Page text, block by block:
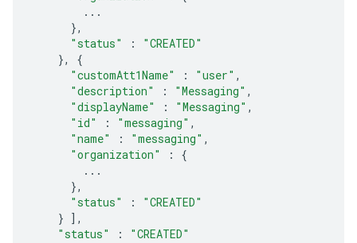
...
},
"status"
:
"CREATED"
},
{
"customAtt1Name"
: "user" ,
"description"
: "Messaging" ,
"displayName"
: "Messaging" ,
"id"
: "messaging" ,
"name"
: "messaging" ,
"organization"
:
{
...
},
"status"
:
"CREATED"
} ],
"status"
:
"CREATED"